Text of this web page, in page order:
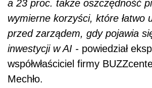
a 23 proc. także oszczędność
wymierne korzyści, które łatwo
przed zarządem, gdy pojawia
inwestycji w AI - powiedział
współwłaściciel firmy
Mechło.